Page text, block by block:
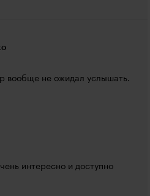
вообще не ожидал услышать.
интересно и доступно